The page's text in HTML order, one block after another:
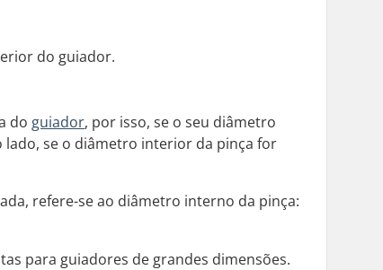
do guiador.
do guiador, por isso, se o seu diâmetro
se o diâmetro interior da pinça for
refere-se ao diâmetro interno da pinça:
para guiadores de grandes dimensões.